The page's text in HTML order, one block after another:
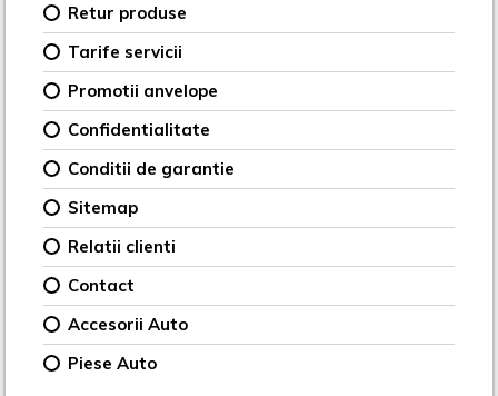
Retur produse
Tarife servicii
Promotii anvelope
Confidentialitate
Conditii de garantie
Sitemap
Relatii clienti
Contact
Accesorii Auto
Piese Auto